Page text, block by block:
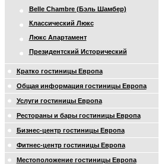
Belle Chambre (Бэль Шамбер)
Классический Люкс
Люкс Апартамент
Президентский Исторический
Кратко гостиницы Европа
Общая информация гостиницы Европа
Услуги гостиницы Европа
Рестораны и бары гостиницы Европа
Бизнес-центр гостиницы Европа
Фитнес-центр гостиницы Европа
Местоположение гостиницы Европа